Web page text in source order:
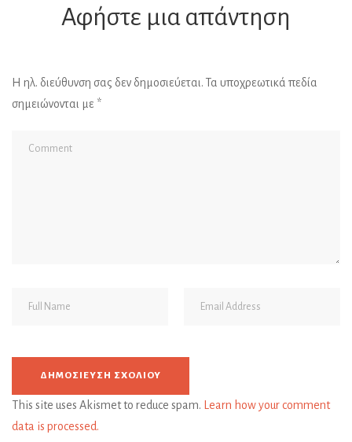
Αφήστε μια απάντηση
Η ηλ. διεύθυνση σας δεν δημοσιεύεται. Τα υποχρεωτικά πεδία
σημειώνονται με *
This site uses Akismet to reduce spam.
Learn how your comment
data is processed.